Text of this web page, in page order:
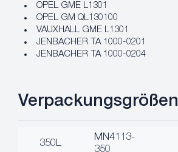
OPEL GME L1301
OPEL GM QL130100
VAUXHALL GME L1301
JENBACHER TA 1000-0201
JENBACHER TA 1000-0204
Verpackungsgrößen
350L
MN4113-
350